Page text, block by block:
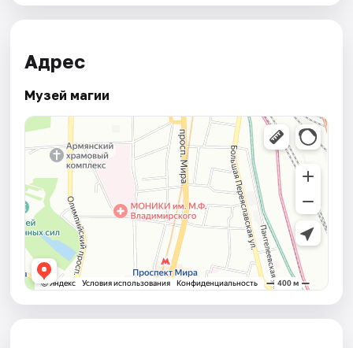
Адрес
Музей магии